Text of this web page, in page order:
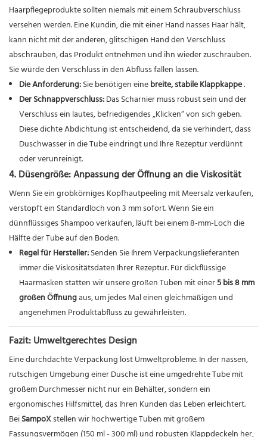
Haarpflegeprodukte sollten niemals mit einem Schraubverschluss
versehen werden. Eine Kundin, die mit einer Hand nasses Haar hält,
kann nicht mit der anderen, glitschigen Hand den Verschluss
abschrauben, das Produkt entnehmen und ihn wieder zuschrauben.
Sie würde den Verschluss in den Abfluss fallen lassen.
Die Anforderung:Sie benötigen einebreite, stabile Klappkappe.
Der Schnappverschluss:Das Scharnier muss robust sein und der
Verschluss ein lautes, befriedigendes „Klicken“ von sich geben.
Diese dichte Abdichtung ist entscheidend, da sie verhindert, dass
Duschwasser in die Tube eindringt und Ihre Rezeptur verdünnt
oder verunreinigt.
4. Düsengröße: Anpassung der Öffnung an die Viskosität
Wenn Sie ein grobkörniges Kopfhautpeeling mit Meersalz verkaufen,
verstopft ein Standardloch von 3 mm sofort. Wenn Sie ein
dünnflüssiges Shampoo verkaufen, läuft bei einem 8-mm-Loch die
Hälfte der Tube auf den Boden.
Regel für Hersteller:Senden Sie Ihrem Verpackungslieferanten
immer die Viskositätsdaten Ihrer Rezeptur. Für dickflüssige
Haarmasken statten wir unsere großen Tuben mit einer5 bis 8 mm
großen Öffnungaus, um jedes Mal einen gleichmäßigen und
angenehmen Produktabfluss zu gewährleisten.
Fazit: Umweltgerechtes Design
Eine durchdachte Verpackung löst Umweltprobleme. In der nassen,
rutschigen Umgebung einer Dusche ist eine umgedrehte Tube mit
großem Durchmesser nicht nur ein Behälter, sondern ein
ergonomisches Hilfsmittel, das Ihren Kunden das Leben erleichtert.
BeiSampoXstellen wir hochwertige Tuben mit großem